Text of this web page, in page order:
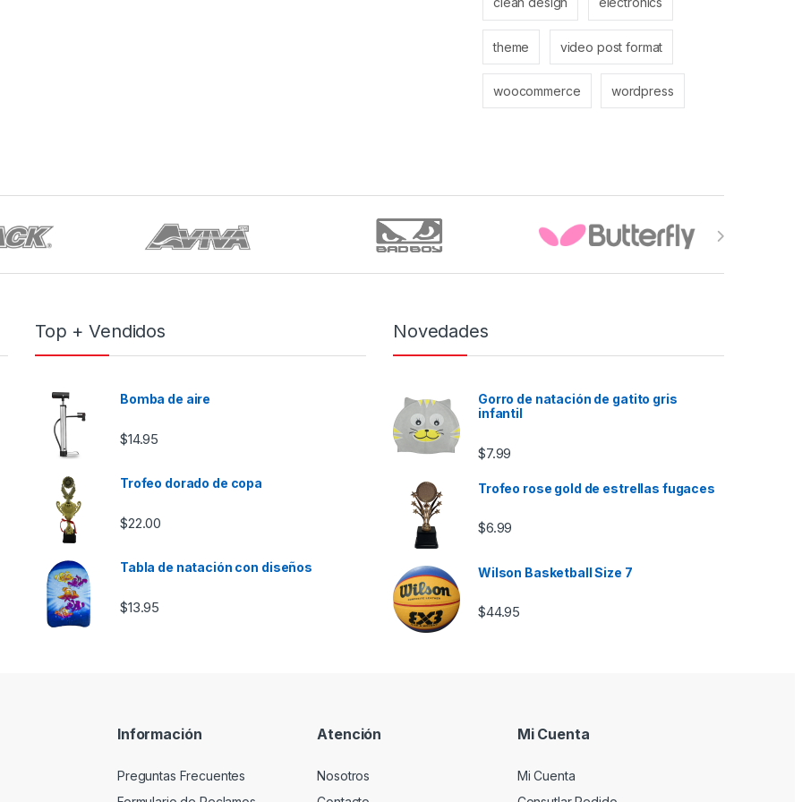
theme video post format
woocommerce wordpress
Top + Vendidos
Bomba de aire
$14.95
Trofeo dorado de copa
$22.00
Tabla de natación con diseños
$13.95
Novedades
Gorro de natación de gatito gris
infantil
$7.99
Trofeo rose gold de estrellas fugaces
$6.99
Wilson Basketball Size 7
$44.95
Información
Preguntas Frecuentes
Atención
Nosotros
Mi Cuenta
Mi Cuenta